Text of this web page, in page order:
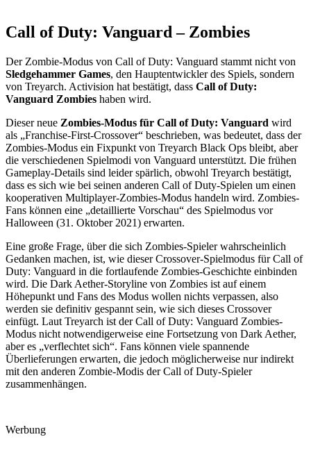
Call of Duty: Vanguard – Zombies
Der Zombie-Modus von Call of Duty: Vanguard stammt nicht von
Sledgehammer Games, den Hauptentwickler des Spiels, sondern
von Treyarch. Activision hat bestätigt, dass Call of Duty:
Vanguard Zombies haben wird.
Dieser neue Zombies-Modus für Call of Duty: Vanguard wird
als „Franchise-First-Crossover“ beschrieben, was bedeutet, dass der
Zombies-Modus ein Fixpunkt von Treyarch Black Ops bleibt, aber
die verschiedenen Spielmodi von Vanguard unterstützt. Die frühen
Gameplay-Details sind leider spärlich, obwohl Treyarch bestätigt,
dass es sich wie bei seinen anderen Call of Duty-Spielen um einen
kooperativen Multiplayer-Zombies-Modus handeln wird. Zombies-
Fans können eine „detaillierte Vorschau“ des Spielmodus vor
Halloween (31. Oktober 2021) erwarten.
Eine große Frage, über die sich Zombies-Spieler wahrscheinlich
Gedanken machen, ist, wie dieser Crossover-Spielmodus für Call of
Duty: Vanguard in die fortlaufende Zombies-Geschichte einbinden
wird. Die Dark Aether-Storyline von Zombies ist auf einem
Höhepunkt und Fans des Modus wollen nichts verpassen, also
werden sie definitiv gespannt sein, wie sich dieses Crossover
einfügt. Laut Treyarch ist der Call of Duty: Vanguard Zombies-
Modus nicht notwendigerweise eine Fortsetzung von Dark Aether,
aber es „verflechtet sich“. Fans können viele spannende
Überlieferungen erwarten, die jedoch möglicherweise nur indirekt
mit den anderen Zombie-Modis der Call of Duty-Spieler
zusammenhängen.
Werbung